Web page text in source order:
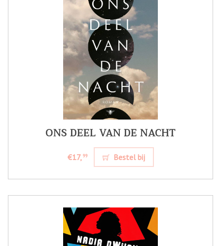
ONS DEEL VAN DE NACHT
€17,99 Bestel bij